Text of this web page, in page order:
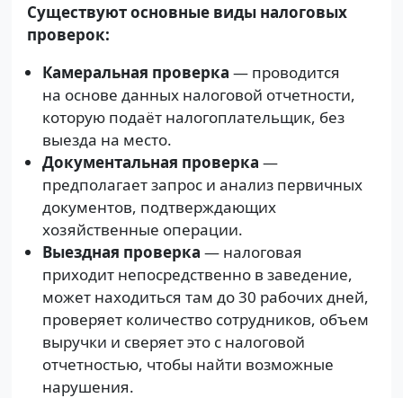
Существуют основные виды налоговых
проверок:
Камеральная проверка — проводится
на основе данных налоговой отчетности,
которую подаёт налогоплательщик, без
выезда на место.
Документальная проверка —
предполагает запрос и анализ первичных
документов, подтверждающих
хозяйственные операции.
Выездная проверка — налоговая
приходит непосредственно в заведение,
может находиться там до 30 рабочих дней,
проверяет количество сотрудников, объем
выручки и сверяет это с налоговой
отчетностью, чтобы найти возможные
нарушения.